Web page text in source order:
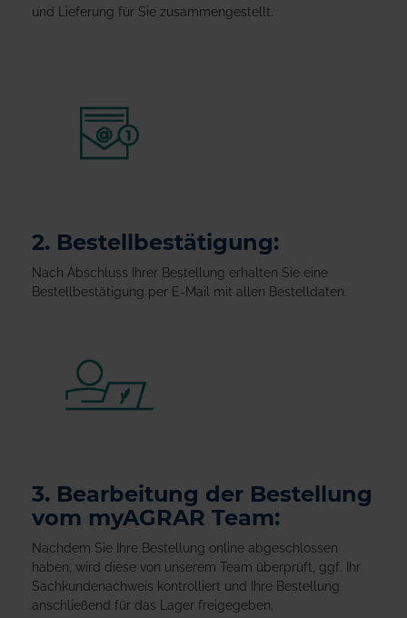
und Lieferung für Sie zusammengestellt.
2. Bestellbestätigung:
Nach Abschluss Ihrer Bestellung erhalten Sie eine
Bestellbestätigung per E-Mail mit allen Bestelldaten.
3. Bearbeitung der Bestellung
vom myAGRAR Team:
Nachdem Sie Ihre Bestellung online abgeschlossen
haben, wird diese von unserem Team überprüft, ggf. Ihr
Sachkundenachweis kontrolliert und Ihre Bestellung
anschließend für das Lager freigegeben.